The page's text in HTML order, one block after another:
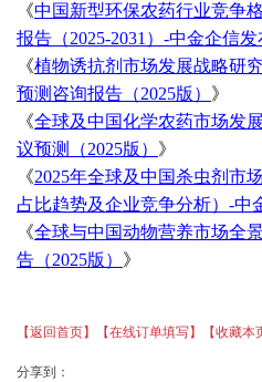
《中国新型环保农药行业竞争
报告（2025-2031）-中金企信发
《植物诱抗剂市场发展战略研
预测咨询报告（2025版） 》
《全球及中国化学农药市场发
议预测（2025版） 》
《2025年全球及中国杀虫剂市
占比趋势及企业竞争分析）-中
《全球与中国动物营养市场全
告（2025版） 》
【返回首页】 【在线订单填写】 【收藏本
分享到：